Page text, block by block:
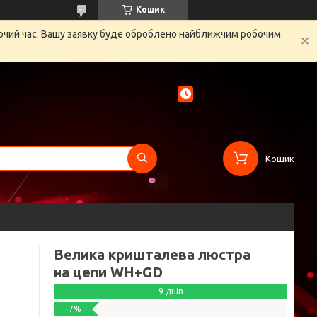
Кошик
час. Вашу заявку буде оброблено найближчим робочим
Кошик
Велика кришталева люстра
на цепи WH+GD
9 днів
–7%